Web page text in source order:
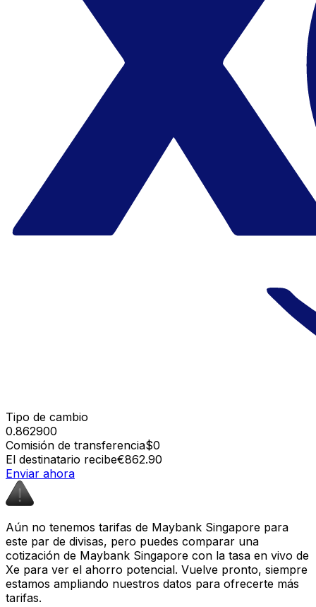
Tipo de cambio
0.862900
Comisión de transferencia$0
El destinatario recibe€862.90
Enviar ahora
Aún no tenemos tarifas de Maybank Singapore para
este par de divisas, pero puedes comparar una
cotización de Maybank Singapore con la tasa en vivo de
Xe para ver el ahorro potencial. Vuelve pronto, siempre
estamos ampliando nuestros datos para ofrecerte más
tarifas.